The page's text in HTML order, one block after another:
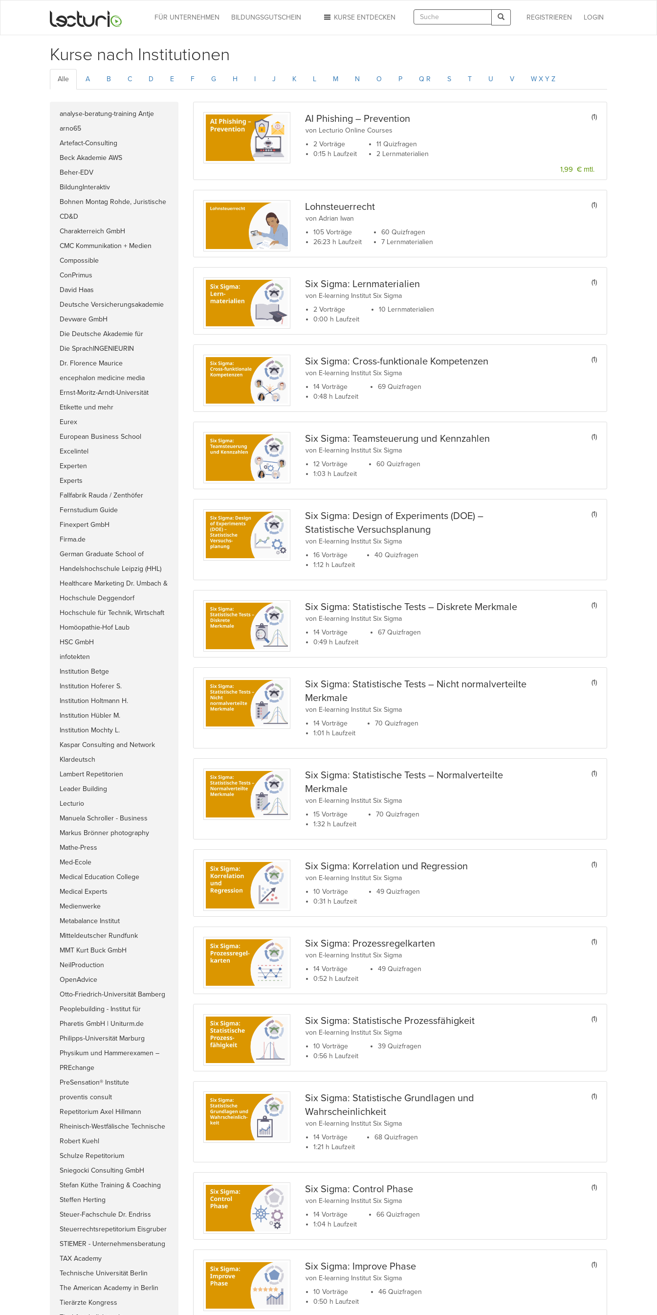
LOGIN
REGISTRIEREN
KURSE ENTDECKEN
FÜR UNTERNEHMEN BILDUNGSGUTSCHEIN
Kurse nach Institutionen
Alle A B C D E F G H I J K L M N O P Q R S T U V W X Y Z
analyse-beratung-training Antje
Barmeyer
arno65
Artefact-Consulting
Beck Akademie AWS
Beher-EDV
BildungInteraktiv
Bohnen Montag Rohde, Juristische
Intensivlehrgänge
CD&D
Charakterreich GmbH
CMC Kommunikation + Medien
Compossible
ConPrimus
David Haas
Deutsche Versicherungsakademie
Devware GmbH
Die Deutsche Akademie für
Training
Die SprachINGENIEURIN
Dr. Florence Maurice
encephalon medicine media
production GmbH
Ernst-Moritz-Arndt-Universität
Greifswald
Etikette und mehr
Eurex
European Business School
Excelintel
Experten
Experts
Fallfabrik Rauda / Zenthöfer
Fernstudium Guide
Finexpert GmbH
Firma.de
German Graduate School of
Management and Law (GGS)
Handelshochschule Leipzig (HHL)
Healthcare Marketing Dr. Umbach &
Partner
Hochschule Deggendorf
Hochschule für Technik, Wirtschaft
und Kultur Leipzig
Homöopathie-Hof Laub
HSC GmbH
infotekten
Institution Betge
Institution Hoferer S.
Institution Holtmann H.
Institution Hübler M.
Institution Mochty L.
Kaspar Consulting and Network
Klardeutsch
Lambert Repetitorien
Leader Building
Lecturio
Manuela Schroller - Business
Coach
Markus Brönner photography
Mathe-Press
Med-Ecole
Medical Education College
Medical Experts
Medienwerke
Metabalance Institut
Mitteldeutscher Rundfunk
MMT Kurt Buck GmbH
NeilProduction
OpenAdvice
Otto-Friedrich-Universität Bamberg
Peoplebuilding - Institut für
nachhaltige Effektivität
Pharetis GmbH | Uniturm.de
Philipps-Universität Marburg
Physikum und Hammerexamen –
Lecturio-Med
PREchange
PreSensation® Institute
proventis consult
Repetitorium Axel Hillmann
Rheinisch-Westfälische Technische
Hochschule Aachen (RWTH)
Robert Kuehl
Schulze Repetitorium
Sniegocki Consulting GmbH
Stefan Küthe Training & Coaching
Steffen Herting
Steuer-Fachschule Dr. Endriss
GmbH & Co. KG
Steuerrechtsrepetitorium Eisgruber
STIEMER - Unternehmensberatung
+ Trainingsportal für Einkauf &
Controlling
TAX Academy
Technische Universität Berlin
The American Academy in Berlin
Tierärzte Kongress
AI Phishing – Prevention
von Lecturio Online Courses
2 Vorträge
0:15 h Laufzeit
11 Quizfragen
2 Lernmaterialien
(1)
1,99 € mtl.
Lohnsteuerrecht
von Adrian Iwan
105 Vorträge
26:23 h Laufzeit
60 Quizfragen
7 Lernmaterialien
(1)
Six Sigma: Lernmaterialien
von E-learning Institut Six Sigma
2 Vorträge
0:00 h Laufzeit
10 Lernmaterialien
(1)
Six Sigma: Cross-funktionale Kompetenzen
von E-learning Institut Six Sigma
14 Vorträge
0:48 h Laufzeit
69 Quizfragen
(1)
Six Sigma: Teamsteuerung und Kennzahlen
von E-learning Institut Six Sigma
12 Vorträge
1:03 h Laufzeit
60 Quizfragen
(1)
Six Sigma: Design of Experiments (DOE) –
Statistische Versuchsplanung
von E-learning Institut Six Sigma
16 Vorträge
1:12 h Laufzeit
40 Quizfragen
(1)
Six Sigma: Statistische Tests – Diskrete Merkmale
von E-learning Institut Six Sigma
14 Vorträge
0:49 h Laufzeit
67 Quizfragen
(1)
Six Sigma: Statistische Tests – Nicht normalverteilte
Merkmale
von E-learning Institut Six Sigma
14 Vorträge
1:01 h Laufzeit
70 Quizfragen
(1)
Six Sigma: Statistische Tests – Normalverteilte
Merkmale
von E-learning Institut Six Sigma
15 Vorträge
1:32 h Laufzeit
70 Quizfragen
(1)
Six Sigma: Korrelation und Regression
von E-learning Institut Six Sigma
10 Vorträge
0:31 h Laufzeit
49 Quizfragen
(1)
Six Sigma: Prozessregelkarten
von E-learning Institut Six Sigma
14 Vorträge
0:52 h Laufzeit
49 Quizfragen
(1)
Six Sigma: Statistische Prozessfähigkeit
von E-learning Institut Six Sigma
10 Vorträge
0:56 h Laufzeit
39 Quizfragen
(1)
Six Sigma: Statistische Grundlagen und
Wahrscheinlichkeit
von E-learning Institut Six Sigma
14 Vorträge
1:21 h Laufzeit
68 Quizfragen
(1)
Six Sigma: Control Phase
von E-learning Institut Six Sigma
14 Vorträge
1:04 h Laufzeit
66 Quizfragen
(1)
Six Sigma: Improve Phase
von E-learning Institut Six Sigma
10 Vorträge
0:50 h Laufzeit
46 Quizfragen
(1)